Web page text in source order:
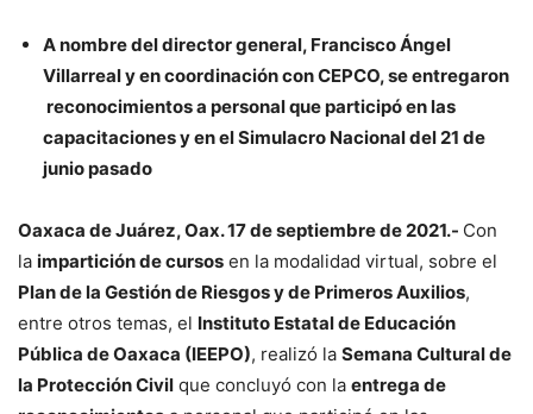
A nombre del director general, Francisco Ángel
Villarreal y en coordinación con CEPCO, se entregaron
reconocimientos a personal que participó en las
capacitaciones y en el Simulacro Nacional del 21 de
junio pasado
Oaxaca de Juárez, Oax. 17 de septiembre de 2021.- Con
la impartición de cursos en la modalidad virtual, sobre el
Plan de la Gestión de Riesgos y de Primeros Auxilios,
entre otros temas, el Instituto Estatal de Educación
Pública de Oaxaca (IEEPO), realizó la Semana Cultural de
la Protección Civil que concluyó con la entrega de